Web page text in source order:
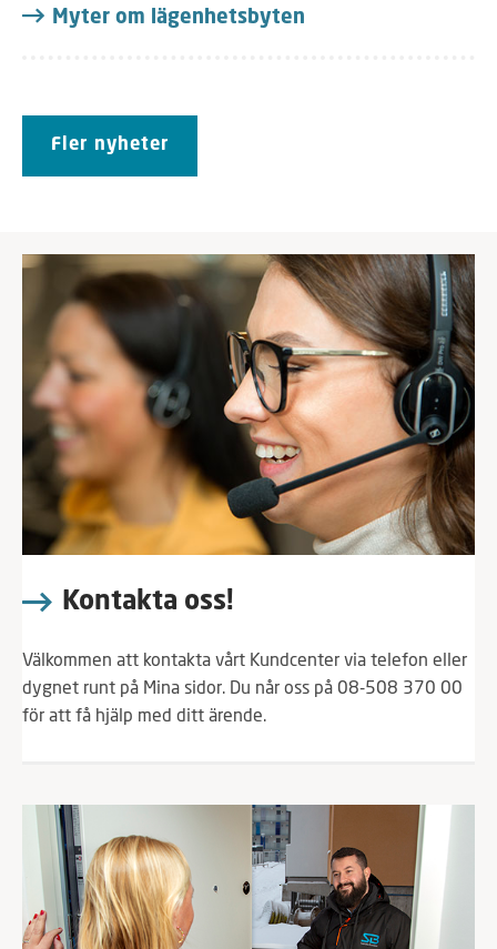
Myter om lägenhetsbyten
Fler nyheter
Kontakta oss!
Välkommen att kontakta vårt Kundcenter via telefon eller
dygnet runt på Mina sidor. Du når oss på 08-508 370 00
för att få hjälp med ditt ärende.